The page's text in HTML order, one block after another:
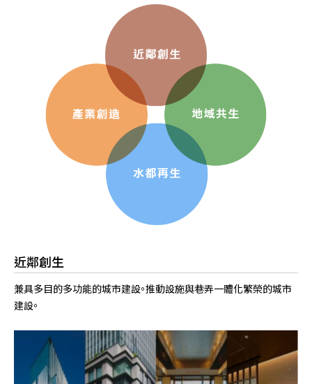
近鄰創生
兼具多目的多功能的城市建設。推動設施與巷弄一體化繁榮的城市
建設。